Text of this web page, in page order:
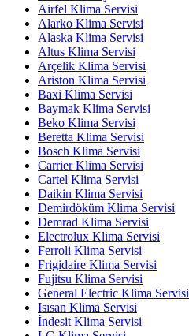
Airfel Klima Servisi
Alarko Klima Servisi
Alaska Klima Servisi
Altus Klima Servisi
Arçelik Klima Servisi
Ariston Klima Servisi
Baxi Klima Servisi
Baymak Klima Servisi
Beko Klima Servisi
Beretta Klima Servisi
Bosch Klima Servisi
Carrier Klima Servisi
Cartel Klima Servisi
Daikin Klima Servisi
Demirdöküm Klima Servisi
Demrad Klima Servisi
Electrolux Klima Servisi
Ferroli Klima Servisi
Frigidaire Klima Servisi
Fujitsu Klima Servisi
General Electric Klima Servisi
Isısan Klima Servisi
İndesit Klima Servisi